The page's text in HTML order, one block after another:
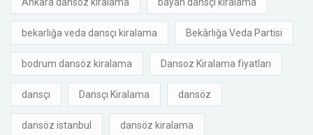
bekarlığa veda dansçı kiralama Bekârlığa Veda Partisi
bodrum dansöz kiralama Dansoz Kiralama fiyatları
dansçı Dansçı Kiralama dansöz
dansöz istanbul dansöz kiralama